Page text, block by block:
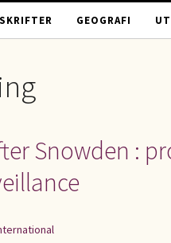
GEOGRAFI
Snowden :